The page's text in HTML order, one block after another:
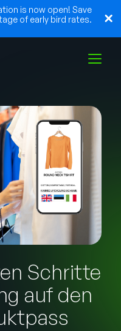
is now open! Save
of early bird rates.
English
German
Schritte
auf den